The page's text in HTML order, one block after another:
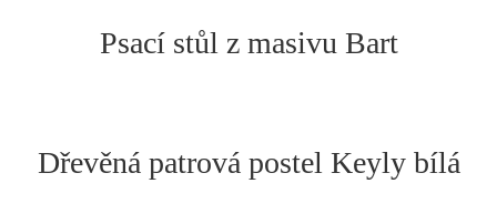
Psací stůl z masivu Bart
Dřevěná patrová postel Keyly bílá